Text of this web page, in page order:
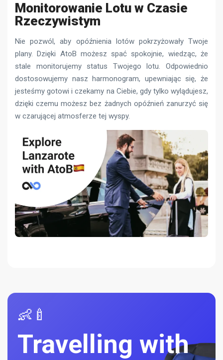
Monitorowanie Lotu w Czasie
Rzeczywistym
Nie pozwól, aby opóźnienia lotów pokrzyżowały Twoje
plany. Dzięki AtoB możesz spać spokojnie, wiedząc, że
stale monitorujemy status Twojego lotu. Odpowiednio
dostosowujemy nasz harmonogram, upewniając się, że
jesteśmy gotowi i czekamy na Ciebie, gdy tylko wylądujesz,
dzięki czemu możesz bez żadnych opóźnień zanurzyć się
w czarującej atmosferze tej wyspy.
👶🍼
Travelling with